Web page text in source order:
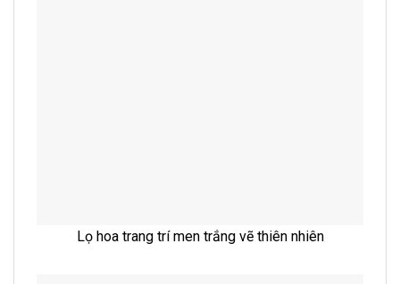
Lọ hoa trang trí men trắng vẽ thiên nhiên